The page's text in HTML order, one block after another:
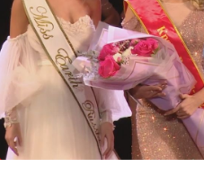
Студенческая жизнь
Сведения об
образовательной
организации